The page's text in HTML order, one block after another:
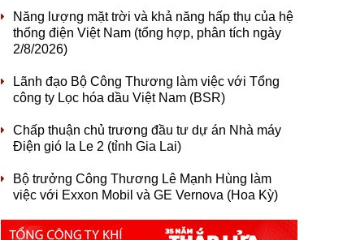
Năng lượng mặt trời và khả năng hấp thụ của hệ
thống điện Việt Nam (tổng hợp, phân tích ngày
2/8/2026)
Lãnh đạo Bộ Công Thương làm việc với Tổng
công ty Lọc hóa dầu Việt Nam (BSR)
Chấp thuận chủ trương đầu tư dự án Nhà máy
Điện gió Ia Le 2 (tỉnh Gia Lai)
Bộ trưởng Công Thương Lê Mạnh Hùng làm
việc với Exxon Mobil và GE Vernova (Hoa Kỳ)